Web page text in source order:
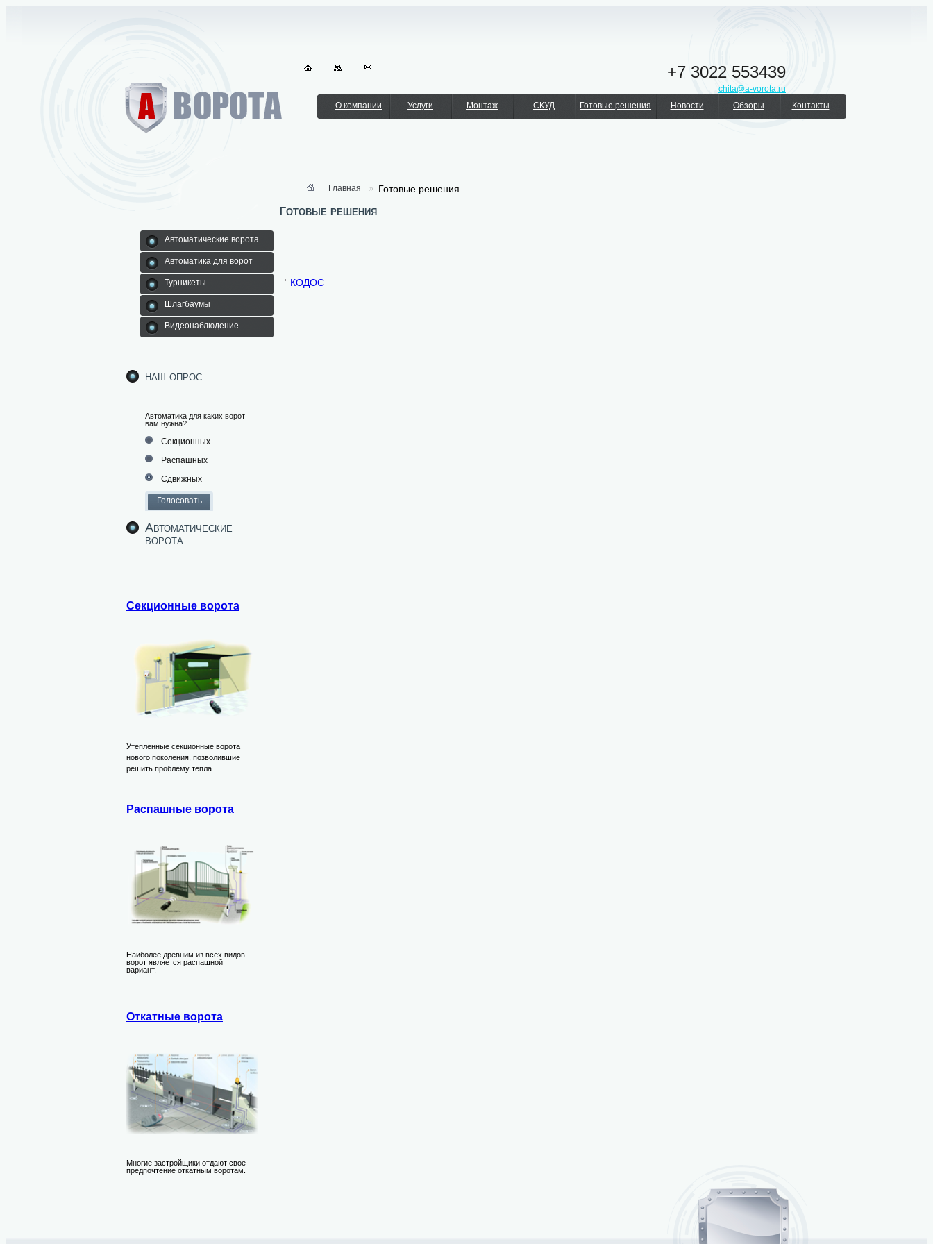
+7 3022 553439
chita@a-vorota.ru
О компании
Услуги Монтаж СКУД Готовые решения Новости Обзоры Контакты
Автоматические ворота
Автоматика для ворот
Турникеты
Шлагбаумы
Видеонаблюдение
наш опрос
Автоматика для каких ворот
вам нужна?
Секционных
Распашных
Сдвижных
Автоматические
ворота
Секционные ворота
Утепленные секционные ворота
нового поколения, позволившие
решить проблему тепла.
Распашные ворота
Наиболее древним из всех видов
ворот является распашной
вариант.
Откатные ворота
Многие застройщики отдают свое
предпочтение откатным воротам.
Главная Готовые решения
Готовые решения
КОДОС